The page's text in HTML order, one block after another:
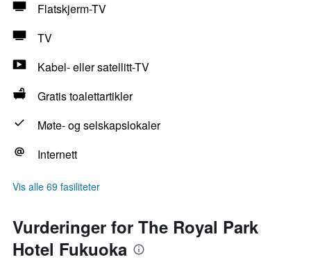
Flatskjerm-TV
TV
Kabel- eller satellitt-TV
Gratis toalettartikler
Møte- og selskapslokaler
Internett
Vis alle 69 fasiliteter
Vurderinger for The Royal Park
Hotel Fukuoka